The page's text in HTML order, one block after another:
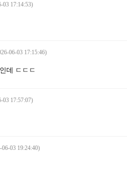
03 17:14:53)
06-03 17:15:46)
데 ㄷㄷㄷ
03 17:57:07)
06-03 19:24:40)